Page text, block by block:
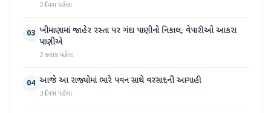
2 દિવસ પહેલા
03 ખીમાણામાં જાહેર રસ્તા પર ગંદા પાણીનો નિકાલ, વેપારીઓ આકરા
પાણીએ
2 કલાક પહેલા
04 આજે આ રાજ્યોમાં ભારે પવન સાથે વરસાદની આગાહી
3 દિવસ પહેલા